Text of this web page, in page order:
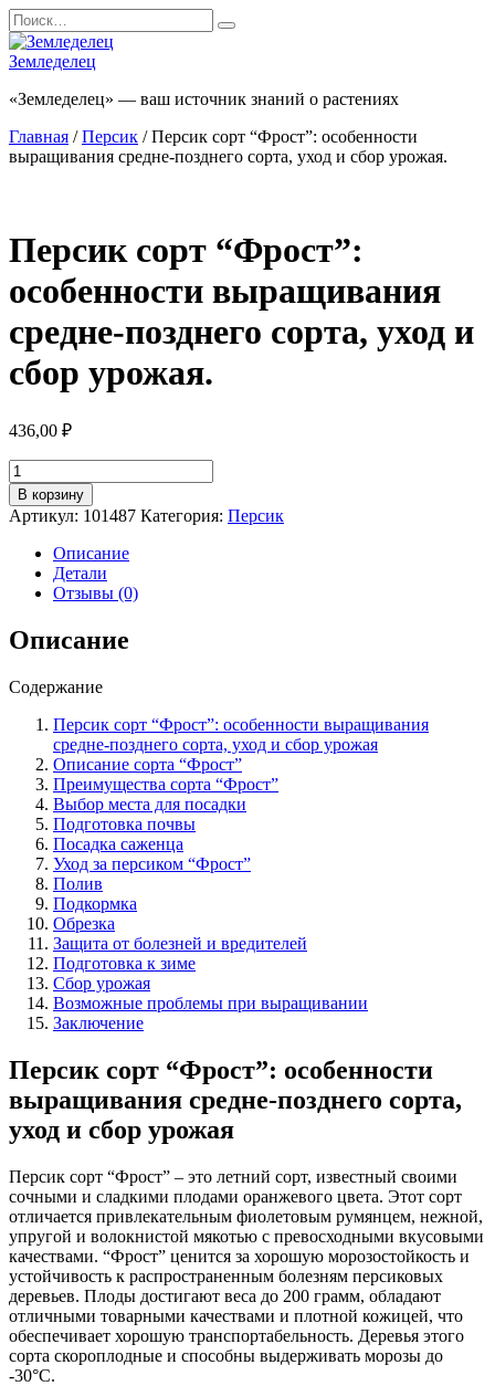
Перейти
к
содержанию
Search
for:
Земледелец
«Земледелец» — ваш источник знаний о растениях
Главная /Персик / Персик сорт “Фрост”: особенности
выращивания средне-позднего сорта, уход и сбор урожая.
Персик сорт “Фрост”:
особенности выращивания
средне-позднего сорта, уход и
сбор урожая.
436,00 ₽
Количество
товара
Персик
сорт
"Фрост":
особенности
выращивания
средне-
позднего
сорта,
и
урожая.
В корзину
Артикул: 101487 Категория: Персик
Описание
Детали
Отзывы (0)
Описание
Содержание
Персик сорт “Фрост”: особенности выращивания
средне-позднего сорта, уход и сбор урожая
Описание сорта “Фрост”
Преимущества сорта “Фрост”
Выбор места для посадки
Подготовка почвы
Посадка саженца
Уход за персиком “Фрост”
Полив
Подкормка
Обрезка
Защита от болезней и вредителей
Подготовка к зиме
Сбор урожая
Возможные проблемы при выращивании
Заключение
Персик сорт “Фрост”: особенности
выращивания средне-позднего сорта,
уход и сбор урожая
Персик сорт “Фрост” – это летний сорт, известный своими
сочными и сладкими плодами оранжевого цвета. Этот сорт
отличается привлекательным фиолетовым румянцем, нежной,
упругой и волокнистой мякотью с превосходными вкусовыми
качествами. “Фрост” ценится за хорошую морозостойкость и
устойчивость к распространенным болезням персиковых
деревьев. Плоды достигают веса до 200 грамм, обладают
отличными товарными качествами и плотной кожицей, что
обеспечивает хорошую транспортабельность. Деревья этого
сорта скороплодные и способны выдерживать морозы до
-30°C.